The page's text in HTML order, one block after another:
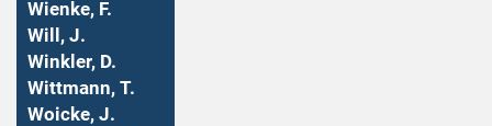
Wienke, F.
Will, J.
Winkler, D.
Wittmann, T.
Woicke, J.